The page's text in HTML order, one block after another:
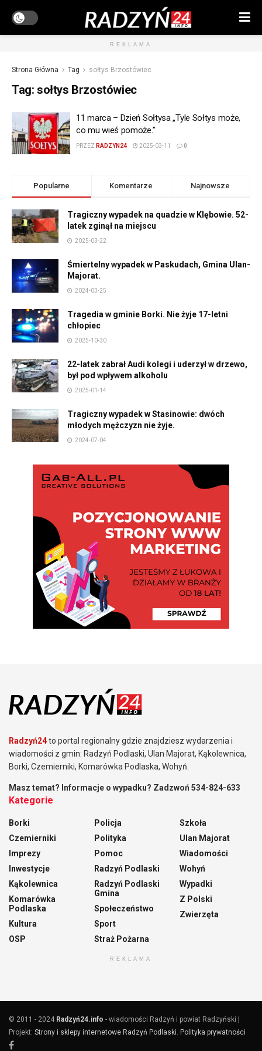
REKLAMA
Strona Główna Tag sołtys Brzostówiec
Tag: sołtys Brzostówiec
11 marca – Dzień Sołtysa „Tyle Sołtys może,
co mu wieś pomoże.”
PRZEZ RADZYN24 2025-03-11 0
Popularne Komentarze Najnowsze
Tragiczny wypadek na quadzie w Klębowie. 52-
latek zginął na miejscu
2025-03-22
Śmiertelny wypadek w Paskudach, Gmina Ulan-
Majorat.
2024-03-25
Tragedia w gminie Borki. Nie żyje 17-letni
chłopiec
2025-10-30
22-latek zabrał Audi kolegi i uderzył w drzewo,
był pod wpływem alkoholu
2025-01-14
Tragiczny wypadek w Stasinowie: dwóch
młodych mężczyzn nie żyje.
2024-07-04
Radzyń24to portal regionalny gdzie znajdziesz wydarzenia i
wiadomości z gmin: Radzyń Podlaski, Ulan Majorat, Kąkolewnica,
Borki, Czemierniki, Komarówka Podlaska, Wohyń.
Masz temat? Informacje o wypadku? Zadzwoń 534-824-633
Kategorie
Borki
Czemierniki
Imprezy
Inwestycje
Kąkolewnica
Komarówka
Podlaska
Kultura
OSP
Policja
Polityka
Pomoc
Radzyń Podlaski
Radzyń Podlaski
Gmina
Społeczeństwo
Sport
Straż Pożarna
Szkoła
Ulan Majorat
Wiadomości
Wohyń
Wypadki
Z Polski
Zwierzęta
REKLAMA
© 2011 - 2024 Radzyń24.info - wiadomości Radzyń i powiat Radzyński |
Projekt: Strony i sklepy internetowe Radzyń Podlaski Polityka prywatności